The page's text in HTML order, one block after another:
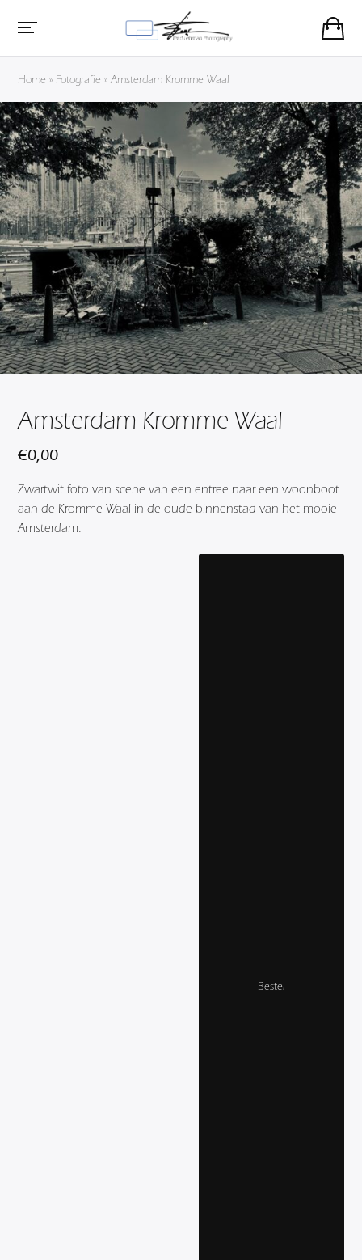
Home » Fotografie »Amsterdam Kromme Waal
Amsterdam Kromme Waal
€0,00
Zwartwit foto van scene van een entree naar een woonboot
aan de Kromme Waal in de oude binnenstad van het mooie
Amsterdam.
Bestel